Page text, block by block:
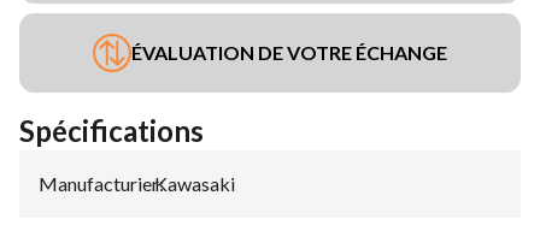
ÉVALUATION DE VOTRE ÉCHANGE
Spécifications
Manufacturier:
Kawasaki